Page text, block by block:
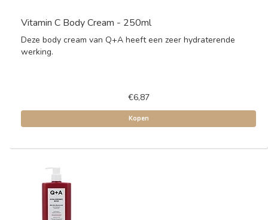
Vitamin C Body Cream - 250ml
Deze body cream van Q+A heeft een zeer hydraterende
werking.
€6,87
Kopen